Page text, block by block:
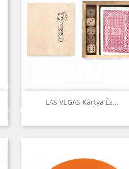
LAS VEGAS Kártya És...
Előnézet